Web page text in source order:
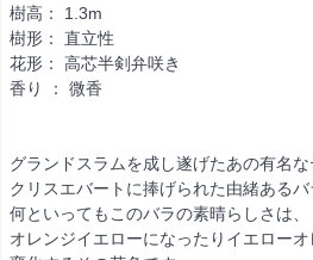
樹高： 1.3m
樹形： 直立性
花形： 高芯半剣弁咲き
香り ： 微香
グランドスラムを成し遂げたあの有名な
クリスエバートに捧げられた由緒あるバ
何といってもこのバラの素晴らしさは、
オレンジイエローになったりイエロー